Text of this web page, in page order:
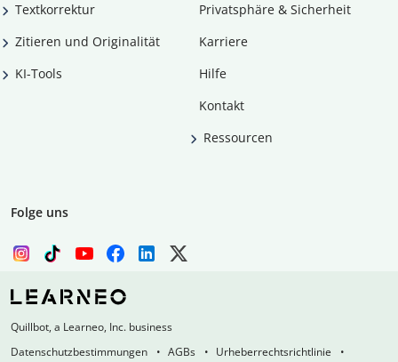
Textkorrektur
Zitieren und Originalität
KI-Tools
Privatsphäre & Sicherheit
Karriere
Hilfe
Kontakt
Ressourcen
Folge uns
Quillbot, a Learneo, Inc. business
Datenschutzbestimmungen
AGBs Urheberrechtsrichtlinie